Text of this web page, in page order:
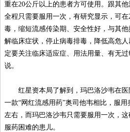
重在20公斤以上的患者方可使用。跟其
全程只需要服用一次，有研究显示，可
毒，缩短流感传染期、安全性好，与其
解临床症状，停止病毒排毒，降低高危
定要关注临床适应症、用法用量、有无
说。
红星资本局了解到，玛巴洛沙韦在医
一款“网红流感用药”奥司他韦相比，服
左右，而玛巴洛沙韦只需要服用一次，
服药困难的患儿。